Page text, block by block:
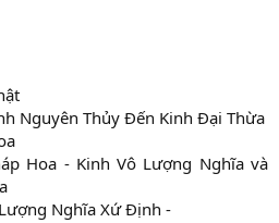
Nguyên Thủy Đến Kinh Đại Thừa
Hoa - Kinh Vô Lượng Nghĩa và
Nghĩa Xứ Định -